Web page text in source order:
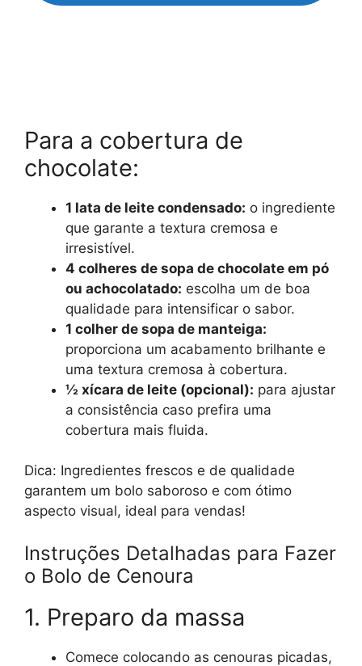
Para a cobertura de
chocolate:
1 lata de leite condensado: o ingrediente
que garante a textura cremosa e
irresistível.
4 colheres de sopa de chocolate em pó
ou achocolatado: escolha um de boa
qualidade para intensificar o sabor.
1 colher de sopa de manteiga:
proporciona um acabamento brilhante e
uma textura cremosa à cobertura.
½ xícara de leite (opcional): para ajustar
a consistência caso prefira uma
cobertura mais fluida.
Dica: Ingredientes frescos e de qualidade
garantem um bolo saboroso e com ótimo
aspecto visual, ideal para vendas!
Instruções Detalhadas para Fazer
o Bolo de Cenoura
1. Preparo da massa
Comece colocando as cenouras picadas,